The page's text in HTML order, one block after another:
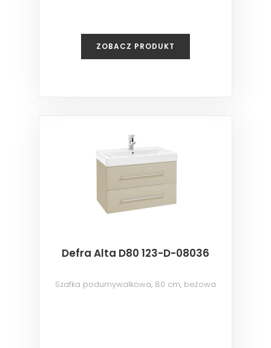
ZOBACZ PRODUKT
Defra Alta D80 123-D-08036
Szafka podumywalkowa, 80 cm, beżowa